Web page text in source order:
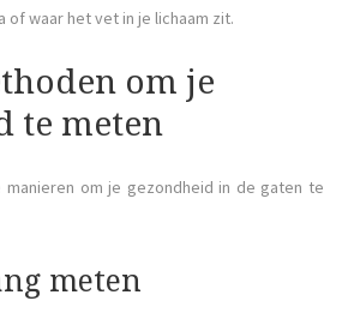
of waar het vet in je lichaam zit.
om je
te meten
manieren om je gezondheid in de gaten te
meten